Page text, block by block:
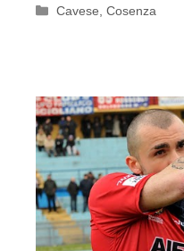
Categorie
Cavese ,Cosenza